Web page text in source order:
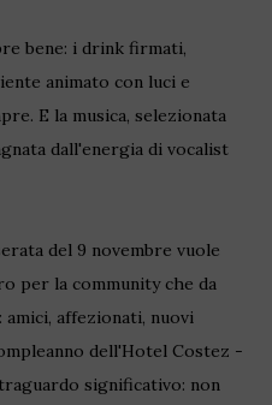
bene: i drink firmati,
animato con luci e
E la musica, selezionata
dall'energia di vocalist
del 9 novembre vuole
per la community che da
affezionati, nuovi
dell'Hotel Costez -
significativo: non